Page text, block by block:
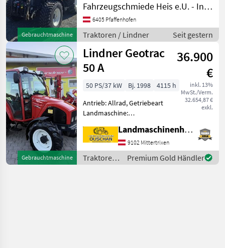
Gebrauchtmaschine
Kabine,
Zapfwellendrehzahl:
430/540/750/1000,
Höchstgeschwindigkeit in
km/h: 40 km/h, Aufladung:
Tur
Fahrzeugschmiede Heis e.U. - Inh. Johannes Heis
6405 Pfaffenhofen
Traktoren / Lindner Seit gestern
Gebrauchtmaschine
Lindner Geotrac
50 A
36.900
€
inkl. 13%
MwSt./Verm.
32.654,87 €
exkl.
50 PS/37 kW Bj. 1998
4115 h
Antrieb: Allrad, Getriebeart
Landmaschine:
Kabine,
Zapfwellendrehzahl:
430/540/540E/1000,
Höchstgeschwindigkeit in
Landmaschinenhandel Ouschan Anton
9102 Mittertrixen
Traktoren
/ Lindner
Premium Gold Händler